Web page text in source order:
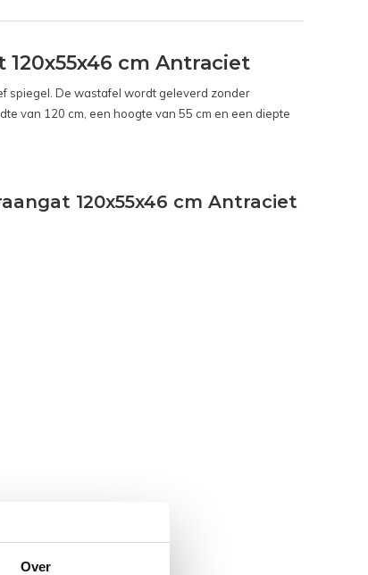
Over
cm Antraciet
spiegel. De wastafel wordt geleverd zonder
van 120 cm, een hoogte van 55 cm en een diepte
120x55x46 cm Antraciet